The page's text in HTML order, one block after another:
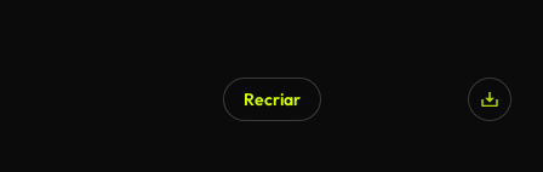
Recriar